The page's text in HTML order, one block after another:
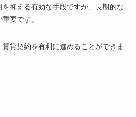
抑える有効な手段ですが、長期的な
要です。
貸契約を有利に進めることができま